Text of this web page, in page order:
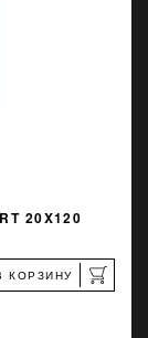
20X120
КОРЗИНУ